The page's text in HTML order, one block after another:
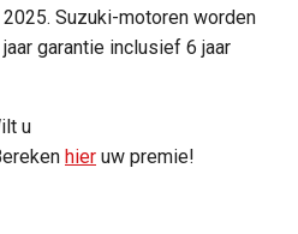
Suzuki-motoren worden
garantie inclusief 6 jaar
u
hier uw premie!